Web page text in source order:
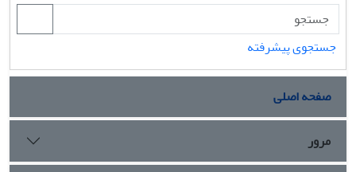
جستجوی پیشرفته
صفحه اصلی
مرور